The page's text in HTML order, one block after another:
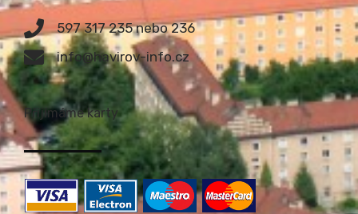
597 317 235 nebo 236
info@havirov-info.cz
Přijímáme karty